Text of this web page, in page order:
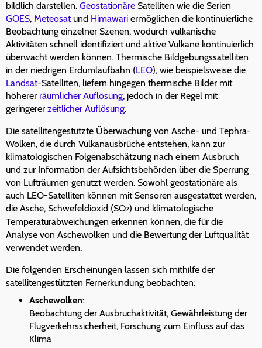
bildlich darstellen. Geostationäre Satelliten wie die Serien
GOES, Meteosatund Himawari ermöglichen die kontinuierliche
Beobachtung einzelner Szenen, wodurch vulkanische
Aktivitäten schnell identifiziert und aktive Vulkane kontinuierlich
überwacht werden können. Thermische Bildgebungssatelliten
in der niedrigen Erdumlaufbahn (LEO), wie beispielsweise die
Landsat-Satelliten, liefern hingegen thermische Bilder mit
höherer räumlicher Auflösung, jedoch in der Regel mit
geringerer zeitlicher Auflösung.
Die satellitengestützte Überwachung von Asche- und Tephra-
Wolken, die durch Vulkanausbrüche entstehen, kann zur
klimatologischen Folgenabschätzung nach einem Ausbruch
und zur Information der Aufsichtsbehörden über die Sperrung
von Lufträumen genutzt werden. Sowohl geostationäre als
auch LEO-Satelliten können mit Sensoren ausgestattet werden,
die Asche, Schwefeldioxid (SO2) und klimatologische
Temperaturabweichungen erkennen können, die für die
Analyse von Aschewolken und die Bewertung der Luftqualität
verwendet werden.
Die folgenden Erscheinungen lassen sich mithilfe der
satellitengestützten Fernerkundung beobachten:
Aschewolken:
Beobachtung der Ausbruchaktivität, Gewährleistung der
Flugverkehrssicherheit, Forschung zum Einfluss auf das
Klima